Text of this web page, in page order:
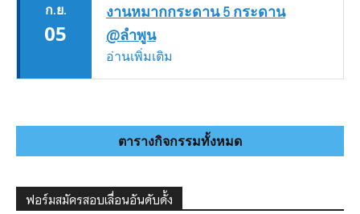
ก.ย.
05
งานหมากกระดาน 5 กระดาน
@ลำพูน
อ่านเพิ่มเติม
ตารางกิจกรรมทั้งหมด
ฟอร์มสมัครสอบเลื่อนอันดับดั้ง